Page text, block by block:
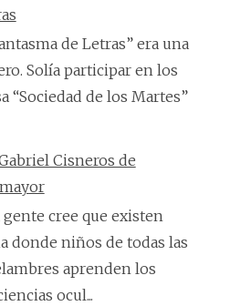
de Letras” era una
Solía participar en los
“Sociedad de los Martes”
Cisneros de
cree que existen
donde niños de todas las
aprenden los
ocul...